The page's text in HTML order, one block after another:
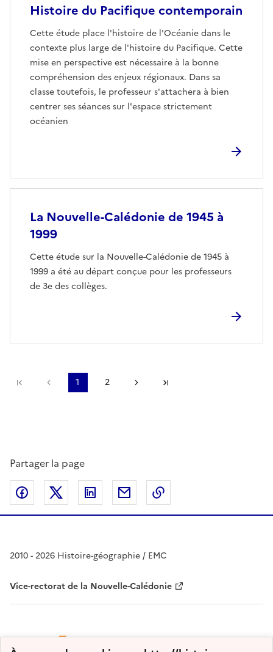
Histoire du Pacifique contemporain
Cette étude place l'histoire de l'Océanie dans le
contexte plus large de l'histoire du Pacifique. Cette
mise en perspective est nécessaire à la bonne
compréhension des enjeux régionaux. Dans sa
classe toutefois, le professeur s'attachera à bien
centrer ses séances sur l'espace strictement
océanien
La Nouvelle-Calédonie de 1945 à
1999
Cette étude sur la Nouvelle-Calédonie de 1945 à
1999 a été au départ conçue pour les professeurs
de 3e des collèges.
Première pagepage précédente
1 2 Page suivante
Partager la page
Partager sur Facebook
Partager sur Twitter
Partager sur LinkedIn
Partager par email
2010 - 2026 Histoire-géographie / EMC
Vice-rectorat de la Nouvelle-Calédonie